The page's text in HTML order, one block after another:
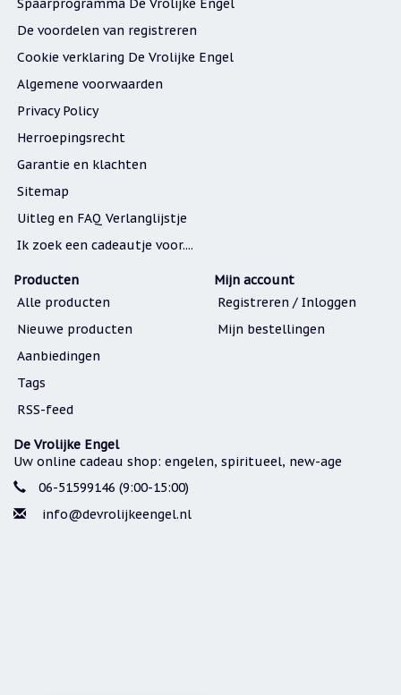
Spaarprogramma De Vrolijke Engel
De voordelen van registreren
Cookie verklaring De Vrolijke Engel
Algemene voorwaarden
Privacy Policy
Herroepingsrecht
Garantie en klachten
Sitemap
Uitleg en FAQ Verlanglijstje
Ik zoek een cadeautje voor....
Producten
Alle producten
Nieuwe producten
Aanbiedingen
Tags
RSS-feed
Mijn account
Registreren / Inloggen
Mijn bestellingen
De Vrolijke Engel
Uw online cadeau shop: engelen, spiritueel, new-age
06-51599146 (9:00-15:00)
info@devrolijkeengel.nl